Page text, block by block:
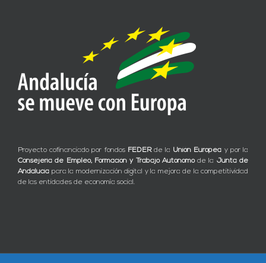
Proyecto cofinanciado por fondos FEDERde la Unión Europea y por la
Consejería de Empleo, Formación y Trabajo Autónomode la Junta de
Andalucía para la modernización digital y la mejora de la competitividad
de las entidades de economía social.